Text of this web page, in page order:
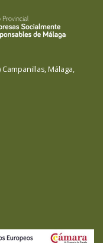
Campanillas, Málaga,